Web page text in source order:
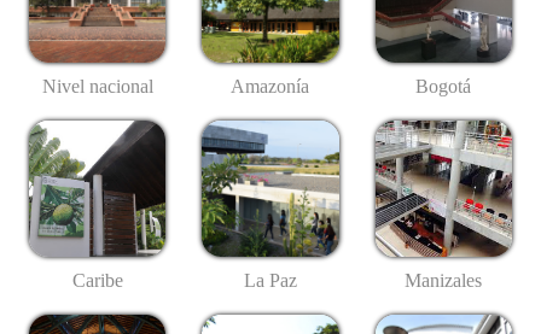
Nivel nacional Amazonía Bogotá
Caribe La Paz Manizales